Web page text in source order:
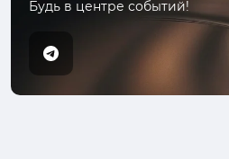
Будь в центре событий!